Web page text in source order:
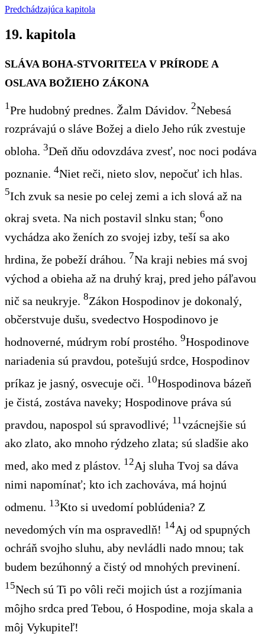
Predchádzajúca kapitola
19. kapitola
SLÁVA BOHA-STVORITEĽA V PRÍRODE A
OSLAVA BOŽIEHO ZÁKONA
1Pre hudobný prednes. Žalm Dávidov. 2Nebesá
rozprávajú o sláve Božej a dielo Jeho rúk zvestuje
obloha. 3Deň dňu odovzdáva zvesť, noc noci podáva
poznanie. 4Niet reči, nieto slov, nepočuť ich hlas.
5Ich zvuk sa nesie po celej zemi a ich slová až na
okraj sveta. Na nich postavil slnku stan; 6ono
vychádza ako ženích zo svojej izby, teší sa ako
hrdina, že pobeží dráhou. 7Na kraji nebies má svoj
východ a obieha až na druhý kraj, pred jeho páľavou
nič sa neukryje. 8Zákon Hospodinov je dokonalý,
občerstvuje dušu, svedectvo Hospodinovo je
hodnoverné, múdrym robí prostého. 9Hospodinove
nariadenia sú pravdou, potešujú srdce, Hospodinov
príkaz je jasný, osvecuje oči. 10Hospodinova bázeň
je čistá, zostáva naveky; Hospodinove práva sú
pravdou, napospol sú spravodlivé; 11vzácnejšie sú
ako zlato, ako mnoho rýdzeho zlata; sú sladšie ako
med, ako med z plástov. 12Aj sluha Tvoj sa dáva
nimi napomínať; kto ich zachováva, má hojnú
odmenu. 13Kto si uvedomí poblúdenia? Z
nevedomých vín ma ospravedlň! 14Aj od spupných
ochráň svojho sluhu, aby nevládli nado mnou; tak
budem bezúhonný a čistý od mnohých previnení.
15Nech sú Ti po vôli reči mojich úst a rozjímania
môjho srdca pred Tebou, ó Hospodine, moja skala a
môj Vykupiteľ!